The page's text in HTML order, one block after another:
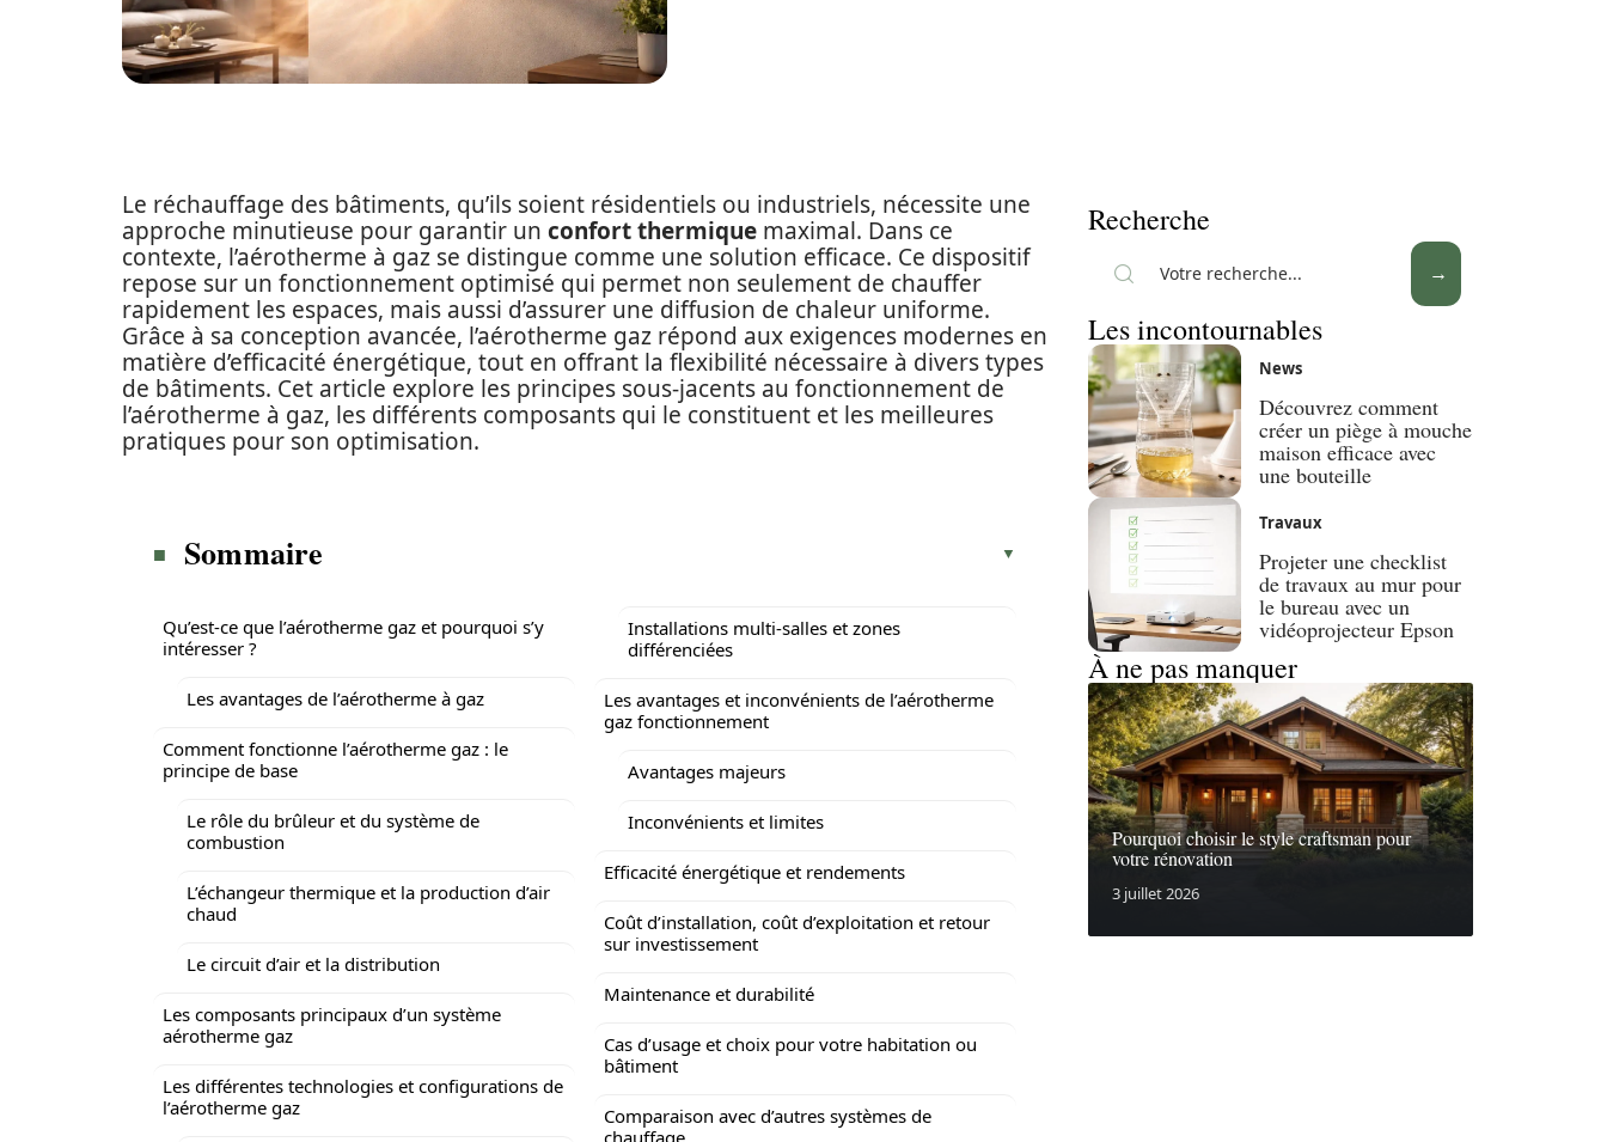
Le réchauffage des bâtiments, qu’ils soient résidentiels ou industriels, nécessite une
approche minutieuse pour garantir un confort thermique maximal. Dans ce
contexte, l’aérotherme à gaz se distingue comme une solution efficace. Ce dispositif
repose sur un fonctionnement optimisé qui permet non seulement de chauffer
rapidement les espaces, mais aussi d’assurer une diffusion de chaleur uniforme.
Grâce à sa conception avancée, l’aérotherme gaz répond aux exigences modernes en
matière d’efficacité énergétique, tout en offrant la flexibilité nécessaire à divers types
de bâtiments. Cet article explore les principes sous-jacents au fonctionnement de
l’aérotherme à gaz, les différents composants qui le constituent et les meilleures
pratiques pour son optimisation.
Sommaire
Qu’est-ce que l’aérotherme gaz et pourquoi s’y
intéresser ?
Les avantages de l’aérotherme à gaz
Comment fonctionne l’aérotherme gaz : le
principe de base
Le rôle du brûleur et du système de
combustion
L’échangeur thermique et la production d’air
chaud
Le circuit d’air et la distribution
Les composants principaux d’un système
aérotherme gaz
Les différentes technologies et configurations de
l’aérotherme gaz
Installations multi-salles et zones
différenciées
Les avantages et inconvénients de l’aérotherme
gaz fonctionnement
Avantages majeurs
Inconvénients et limites
Efficacité énergétique et rendements
Coût d’installation, coût d’exploitation et retour
sur investissement
Maintenance et durabilité
Cas d’usage et choix pour votre habitation ou
bâtiment
Comparaison avec d’autres systèmes de
chauffage
Recherche
Les incontournables
News
Découvrez comment
créer un piège à mouche
maison efficace avec
une bouteille
Travaux
Projeter une checklist
de travaux au mur pour
le bureau avec un
vidéoprojecteur Epson
À ne pas manquer
Pourquoi choisir le style craftsman pour
votre rénovation
3 juillet 2026